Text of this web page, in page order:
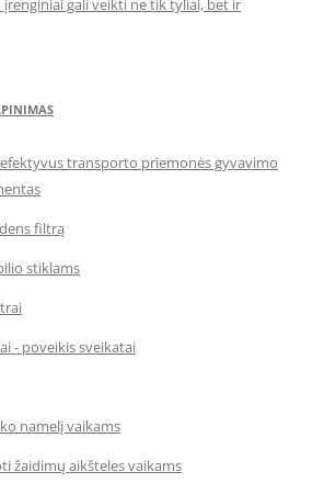
gali veikti ne tik tyliai, bet ir
transporto priemonės gyvavimo
filtrą
stiklams
- poveikis sveikatai
namelį vaikams
žaidimų aikšteles vaikams